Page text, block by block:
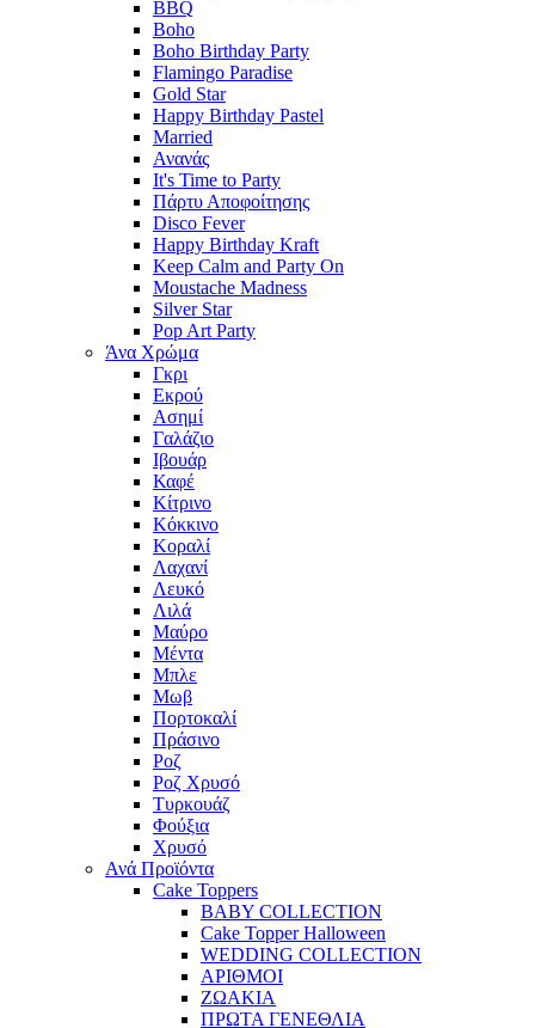
BBQ
Boho
Boho Birthday Party
Flamingo Paradise
Gold Star
Happy Birthday Pastel
Married
Ανανάς
It's Time to Party
Πάρτυ Αποφοίτησης
Disco Fever
Happy Birthday Kraft
Keep Calm and Party On
Moustache Madness
Silver Star
Pop Art Party
Άνα Χρώμα
Γκρι
Εκρού
Ασημί
Γαλάζιο
Ιβουάρ
Καφέ
Κίτρινο
Κόκκινο
Κοραλί
Λαχανί
Λευκό
Λιλά
Μαύρο
Μέντα
Μπλε
Μωβ
Πορτοκαλί
Πράσινο
Ροζ
Ροζ Χρυσό
Τυρκουάζ
Φούξια
Χρυσό
Ανά Προϊόντα
Cake Toppers
BABY COLLECTION
Cake Topper Halloween
WEDDING COLLECTION
ΑΡΙΘΜΟΙ
ΖΩΑΚΙΑ
ΠΡΩΤΑ ΓΕΝΕΘΛΙΑ